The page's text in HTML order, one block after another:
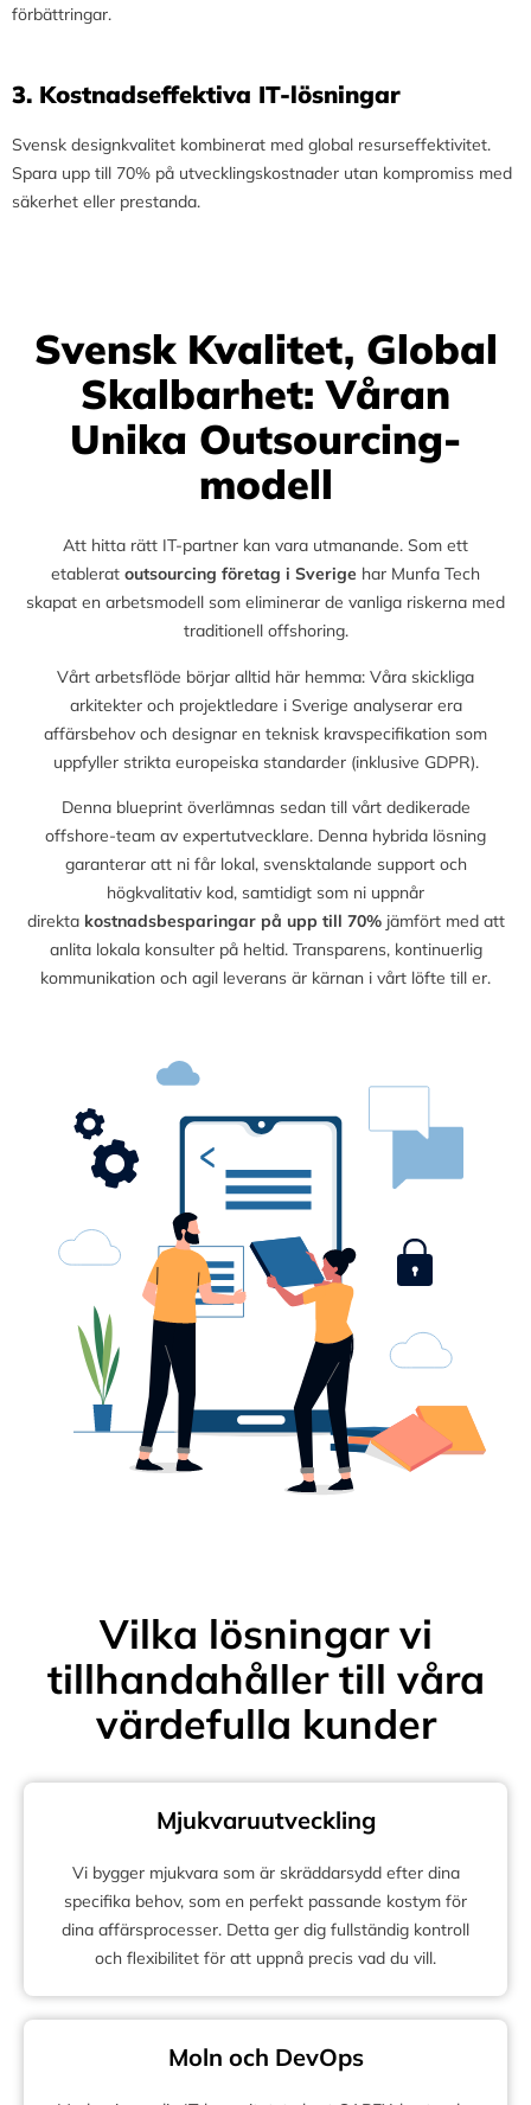
förbättringar.
3.⁠ ⁠Kostnadseffektiva IT-lösningar
Svensk designkvalitet kombinerat med global resurseffektivitet.
Spara upp till 70% på utvecklingskostnader utan kompromiss med
säkerhet eller prestanda.
Svensk Kvalitet, Global
Skalbarhet: Våran
Unika Outsourcing-
modell
Att hitta rätt IT-partner kan vara utmanande. Som ett
etablerat outsourcing företag i Sverige har Munfa Tech
skapat en arbetsmodell som eliminerar de vanliga riskerna med
traditionell offshoring.
Vårt arbetsflöde börjar alltid här hemma: Våra skickliga
arkitekter och projektledare i Sverige analyserar era
affärsbehov och designar en teknisk kravspecifikation som
uppfyller strikta europeiska standarder (inklusive GDPR).
Denna blueprint överlämnas sedan till vårt dedikerade
offshore-team av expertutvecklare. Denna hybrida lösning
garanterar att ni får lokal, svensktalande support och
högkvalitativ kod, samtidigt som ni uppnår
direkta kostnadsbesparingar på upp till 70%jämfört med att
anlita lokala konsulter på heltid. Transparens, kontinuerlig
kommunikation och agil leverans är kärnan i vårt löfte till er.
Vilka lösningar vi
tillhandahåller till våra
värdefulla kunder
Mjukvaruutveckling
Vi bygger mjukvara som är skräddarsydd efter dina
specifika behov, som en perfekt passande kostym för
dina affärsprocesser. Detta ger dig fullständig kontroll
och flexibilitet för att uppnå precis vad du vill.
Moln och DevOps